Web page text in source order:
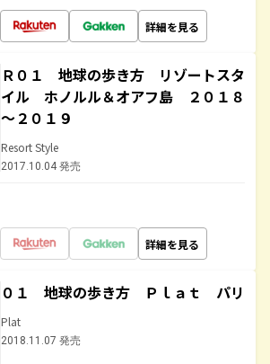
詳細を見る
Ｒ０１ 地球の歩き方 リゾートスタ
イル ホノルル＆オアフ島 ２０１８
～２０１９
Resort Style
2017.10.04 発売
詳細を見る
０１ 地球の歩き方 Ｐｌａｔ パリ
Plat
2018.11.07 発売